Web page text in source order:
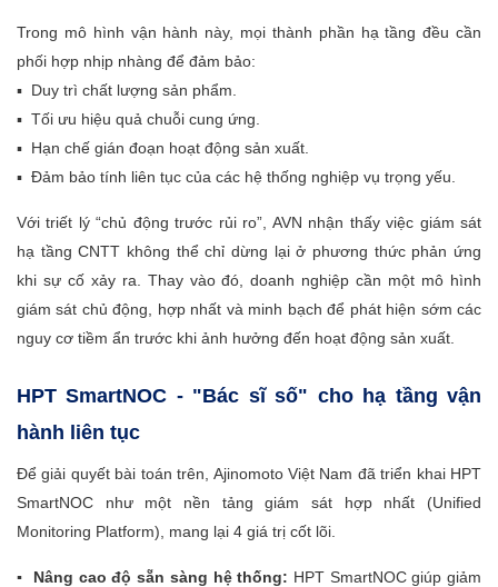
Trong mô hình vận hành này, mọi thành phần hạ tầng đều cần
phối hợp nhịp nhàng để đảm bảo:
▪ Duy trì chất lượng sản phẩm.
▪ Tối ưu hiệu quả chuỗi cung ứng.
▪ Hạn chế gián đoạn hoạt động sản xuất.
▪ Đảm bảo tính liên tục của các hệ thống nghiệp vụ trọng yếu.
Với triết lý “chủ động trước rủi ro”, AVN nhận thấy việc giám sát
hạ tầng CNTT không thể chỉ dừng lại ở phương thức phản ứng
khi sự cố xảy ra. Thay vào đó, doanh nghiệp cần một mô hình
giám sát chủ động, hợp nhất và minh bạch để phát hiện sớm các
nguy cơ tiềm ẩn trước khi ảnh hưởng đến hoạt động sản xuất.
HPT SmartNOC - "Bác sĩ số" cho hạ tầng vận
hành liên tục
Để giải quyết bài toán trên, Ajinomoto Việt Nam đã triển khai HPT
SmartNOC như một nền tảng giám sát hợp nhất (Unified
Monitoring Platform), mang lại 4 giá trị cốt lõi.
▪ Nâng cao độ sẵn sàng hệ thống: HPT SmartNOC giúp giảm